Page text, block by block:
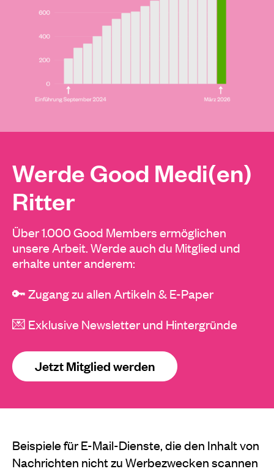
Werde Good Medi(en)
Ritter
Über 1.000 Good Members ermöglichen
unsere Arbeit. Werde auch du Mitglied und
erhalte unter anderem:
🔑 Zugang zu allen Artikeln & E-Paper
💌 Exklusive Newsletter und Hintergründe
Jetzt Mitglied werden
Beispiele für E-Mail-Dienste, die den Inhalt von
Nachrichten nicht zu Werbezwecken scannen